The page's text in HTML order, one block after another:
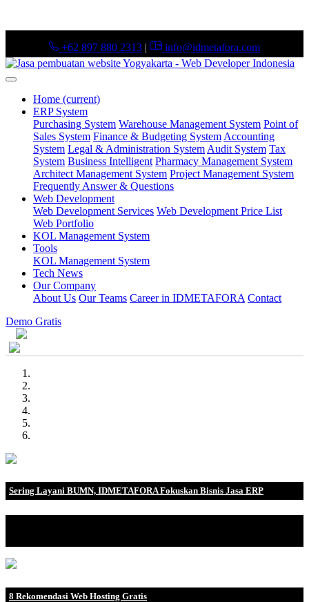
+62 897 880 2313 | info@idmetafora.com
Home (current)
ERP System
Purchasing System Warehouse Management System Point of
Sales System Finance & Budgeting System Accounting
System Legal & Administration System Audit System Tax
System Business Intelligent Pharmacy Management System
Architect Management System Project Management System
Frequently Answer & Questions
Web Development
Web Development Services Web Development Price List
Web Portfolio
KOL Management System
Tools
KOL Management System
Tech News
Our Company
About Us Our Teams Career in IDMETAFORA Contact
Demo Gratis
Sering Layani BUMN, IDMETAFORA Fokuskan Bisnis Jasa ERP
8 Rekomendasi Web Hosting Gratis